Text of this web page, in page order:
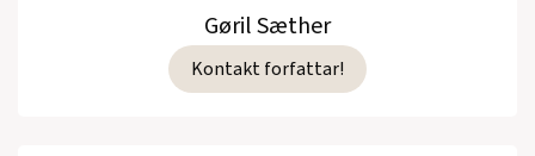
Gøril Sæther
Kontakt forfattar!